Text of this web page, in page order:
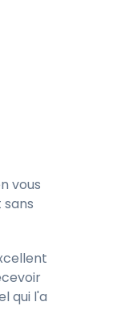
vous
qui l'a